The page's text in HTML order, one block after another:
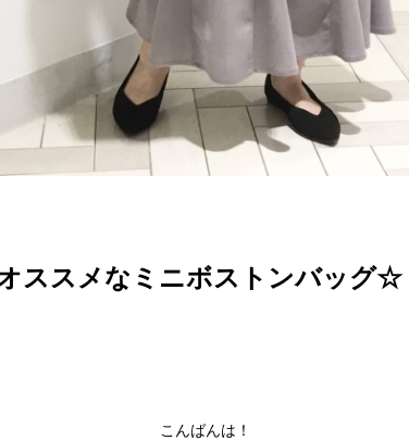
ススメなミニボストンバッグ☆
こんばんは！